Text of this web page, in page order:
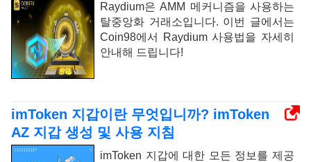
Raydium은 AMM 메커니즘을 사용하는
탈중앙화 거래소입니다. 이번 글에서는
Coin98에서 Raydium 사용법을 자세히
안내해 드립니다!
imToken 지갑이란 무엇입니까? imToken
AZ 지갑 생성 및 사용 지침
imToken 지갑에 대한 모든 정보를 제공